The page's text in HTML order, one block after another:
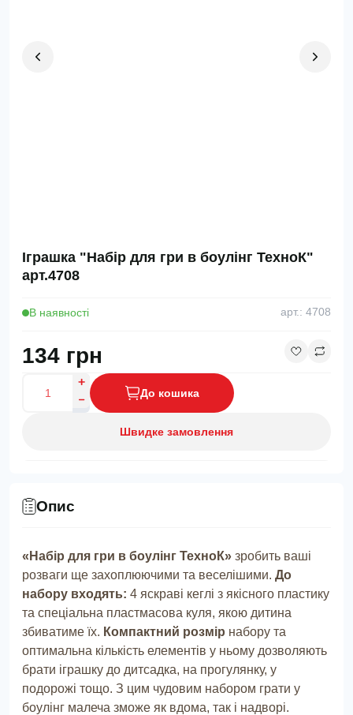
Іграшка "Набір для гри в боулінг ТехноК"
арт.4708
В наявності арт.: 4708
134 грн
До кошика
Швидке замовлення
Опис
«Набір для гри в боулінг ТехноК» зробить ваші
розваги ще захоплюючими та веселішими. До
набору входять: 4 яскраві кеглі з якісного пластику
та спеціальна пластмасова куля, якою дитина
збиватиме їх. Компактний розмір набору та
оптимальна кількість елементів у ньому дозволяють
брати іграшку до дитсадка, на прогулянку, у
подорожі тощо. З цим чудовим набором грати у
боулінг малеча зможе як вдома, так і надворі.